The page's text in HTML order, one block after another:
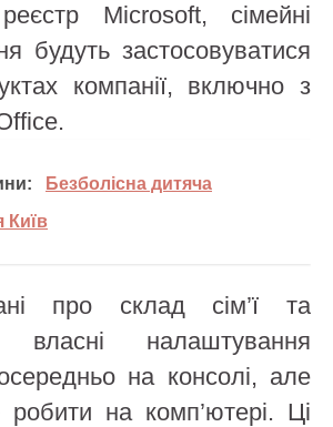
Microsoft, сімейні
будуть застосовуватися
компанії, включно з
Безболісна дитяча
Київ
про склад сім’ї та
власні налаштування
на консолі, але
робити на комп’ютері. Ці